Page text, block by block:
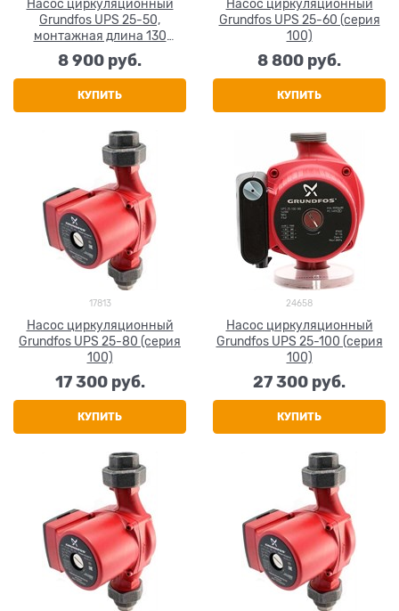
Насос циркуляционный
Grundfos UPS 25-50,
монтажная длина 130
(серия 100)
8 900 руб.
КУПИТЬ
Насос циркуляционный
Grundfos UPS 25-60 (серия
100)
8 800 руб.
КУПИТЬ
17813
Насос циркуляционный
Grundfos UPS 25-80 (серия
100)
17 300 руб.
КУПИТЬ
24658
Насос циркуляционный
Grundfos UPS 25-100 (серия
100)
27 300 руб.
КУПИТЬ